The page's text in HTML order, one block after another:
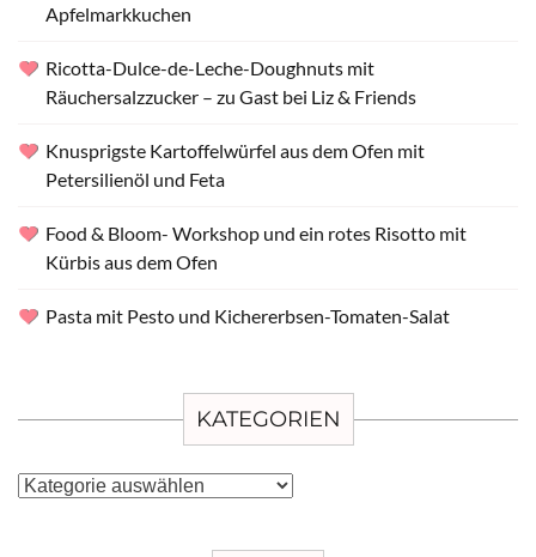
Apfelmarkkuchen
Ricotta-Dulce-de-Leche-Doughnuts mit
Räuchersalzzucker – zu Gast bei Liz & Friends
Knusprigste Kartoffelwürfel aus dem Ofen mit
Petersilienöl und Feta
Food & Bloom- Workshop und ein rotes Risotto mit
Kürbis aus dem Ofen
Pasta mit Pesto und Kichererbsen-Tomaten-Salat
KATEGORIEN
Kategorien